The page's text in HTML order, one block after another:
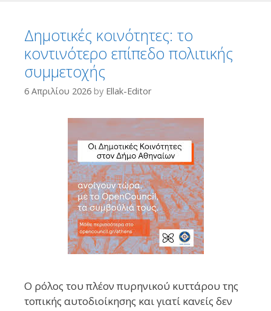
Δημοτικές κοινότητες: το
κοντινότερο επίπεδο πολιτικής
συμμετοχής
6 Απριλίου 2026 by Ellak-Editor
Ο ρόλος του πλέον πυρηνικού κυττάρου της
τοπικής αυτοδιοίκησης και γιατί κανείς δεν